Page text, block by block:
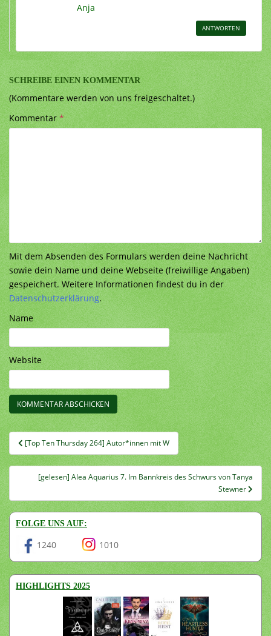
Anja
ANTWORTEN
SCHREIBE EINEN KOMMENTAR
(Kommentare werden von uns freigeschaltet.)
Kommentar*
Mit dem Absenden des Formulars werden deine Nachricht
sowie dein Name und deine Webseite (freiwillige Angaben)
gespeichert. Weitere Informationen findest du in der
Datenschutzerklärung.
Name
Website
Beitragsnavigation
[Top Ten Thursday 264] Autor*innen mit W
[gelesen] Alea Aquarius 7. Im Bannkreis des Schwurs von Tanya
Stewner
FOLGE UNS AUF:
1240 1010
HIGHLIGHTS 2025